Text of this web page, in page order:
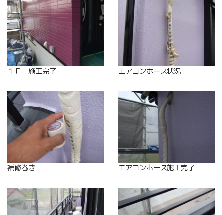
１Ｆ 施工完了 エアコンホース状況
補修巻き エアコンホース施工完了